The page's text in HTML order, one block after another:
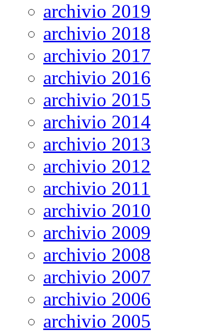
archivio 2019
archivio 2018
archivio 2017
archivio 2016
archivio 2015
archivio 2014
archivio 2013
archivio 2012
archivio 2011
archivio 2010
archivio 2009
archivio 2008
archivio 2007
archivio 2006
archivio 2005